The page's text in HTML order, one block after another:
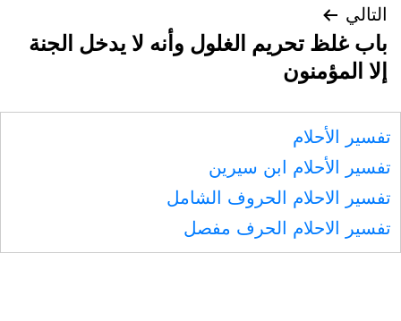
التالي
باب غلظ تحريم الغلول وأنه لا يدخل الجنة
إلا المؤمنون
تفسير الأحلام
تفسير الأحلام ابن سيرين
تفسير الاحلام الحروف الشامل
تفسير الاحلام الحرف مفصل